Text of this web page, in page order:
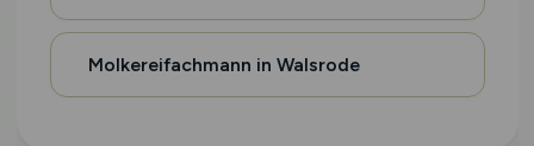
Molkereifachmann in Walsrode